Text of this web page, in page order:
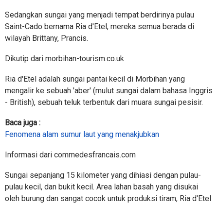
Sedangkan sungai yang menjadi tempat berdirinya pulau
Saint-Cado bernama Ria d'Etel, mereka semua berada di
wilayah Brittany, Prancis.
Dikutip dari morbihan-tourism.co.uk
Ria d'Etel adalah sungai pantai kecil di Morbihan yang
mengalir ke sebuah 'aber' (mulut sungai dalam bahasa Inggris
- British), sebuah teluk terbentuk dari muara sungai pesisir.
Baca juga :
Fenomena alam sumur laut yang menakjubkan
Informasi dari commedesfrancais.com
Sungai sepanjang 15 kilometer yang dihiasi dengan pulau-
pulau kecil, dan bukit kecil. Area lahan basah yang disukai
oleh burung dan sangat cocok untuk produksi tiram, Ria d'Etel